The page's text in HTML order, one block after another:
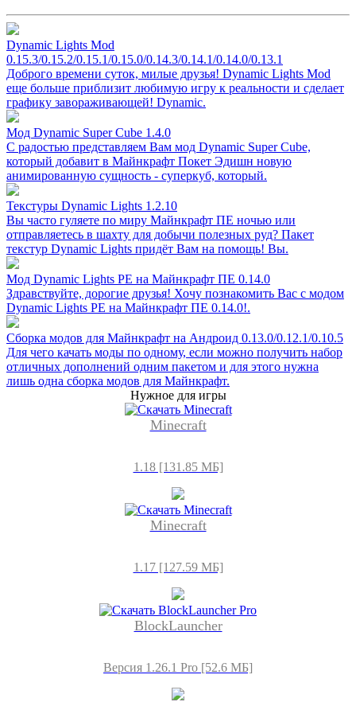
Dynamic Lights Mod
0.15.3/0.15.2/0.15.1/0.15.0/0.14.3/0.14.1/0.14.0/0.13.1
Доброго времени суток, милые друзья! Dynamic Lights Mod
еще больше приблизит любимую игру к реальности и сделает
графику завораживающей! Dynamic.
Мод Dynamic Super Cube 1.4.0
С радостью представляем Вам мод Dynamic Super Cube,
который добавит в Майнкрафт Покет Эдишн новую
анимированную сущность - суперкуб, который.
Текстуры Dynamic Lights 1.2.10
Вы часто гуляете по миру Майнкрафт ПЕ ночью или
отправляетесь в шахту для добычи полезных руд? Пакет
текстур Dynamic Lights придёт Вам на помощь! Вы.
Мод Dynamic Lights PE на Майнкрафт ПЕ 0.14.0
Здравствуйте, дорогие друзья! Хочу познакомить Вас с модом
Dynamic Lights PE на Майнкрафт ПЕ 0.14.0!.
Сборка модов для Майнкрафт на Андроид 0.13.0/0.12.1/0.10.5
Для чего качать моды по одному, если можно получить набор
отличных дополнений одним пакетом и для этого нужна
лишь одна сборка модов для Майнкрафт.
Нужное для игры
Minecraft
1.18 [131.85 МБ]
Minecraft
1.17 [127.59 МБ]
BlockLauncher
Версия 1.26.1 Pro [52.6 МБ]